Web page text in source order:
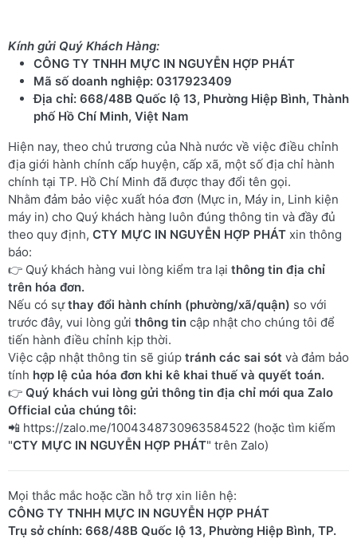
Kính gửi Quý Khách Hàng:
CÔNG TY TNHH MỰC IN NGUYỄN HỢP PHÁT
Mã số doanh nghiệp: 0317923409
Địa chỉ: 668/48B Quốc lộ 13, Phường Hiệp Bình, Thành
phố Hồ Chí Minh, Việt Nam
Hiện nay, theo chủ trương của Nhà nước về việc điều chỉnh
địa giới hành chính cấp huyện, cấp xã, một số địa chỉ hành
chính tại TP. Hồ Chí Minh đã được thay đổi tên gọi.
Nhằm đảm bảo việc xuất hóa đơn (Mực in, Máy in, Linh kiện
máy in) cho Quý khách hàng luôn đúng thông tin và đầy đủ
theo quy định, CTY MỰC IN NGUYỄN HỢP PHÁT xin thông
báo:
👉 Quý khách hàng vui lòng kiểm tra lại thông tin địa chỉ
trên hóa đơn.
Nếu có sựthay đổi hành chính (phường/xã/quận) so với
trước đây, vui lòng gửi thông tin cập nhật cho chúng tôi để
tiến hành điều chỉnh kịp thời.
Việc cập nhật thông tin sẽ giúp tránh các sai sót và đảm bảo
tính hợp lệ của hóa đơn khi kê khai thuế và quyết toán.
👉 Quý khách vui lòng gửi thông tin địa chỉ mới qua Zalo
Official của chúng tôi:
📲 https://zalo.me/1004348730963584522 (hoặc tìm kiếm
"CTY MỰC IN NGUYỄN HỢP PHÁT" trên Zalo)
Mọi thắc mắc hoặc cần hỗ trợ xin liên hệ:
CÔNG TY TNHH MỰC IN NGUYỄN HỢP PHÁT
Trụ sở chính: 668/48B Quốc lộ 13, Phường Hiệp Bình, TP.